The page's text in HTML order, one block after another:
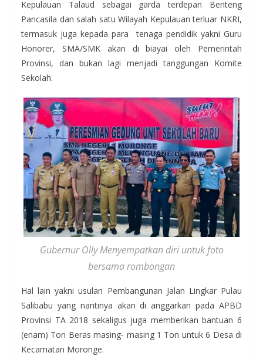
Kepulauan Talaud sebagai garda terdepan Benteng
Pancasila dan salah satu Wilayah Kepulauan terluar NKRI,
termasuk juga kepada para tenaga pendidik yakni Guru
Honorer, SMA/SMK akan di biayai oleh Pemerintah
Provinsi, dan bukan lagi menjadi tanggungan Komite
Sekolah.
Gubernur Olly Menyempatkan diri untuk foto
bersama rombongan
Hal lain yakni usulan Pembangunan Jalan Lingkar Pulau
Salibabu yang nantinya akan di anggarkan pada APBD
Provinsi TA 2018 sekaligus juga memberikan bantuan 6
(enam) Ton Beras masing- masing 1 Ton untuk 6 Desa di
Kecamatan Moronge.